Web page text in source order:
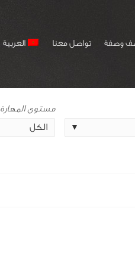
وصفة تواصل معنا العربية
مستوى المهارة